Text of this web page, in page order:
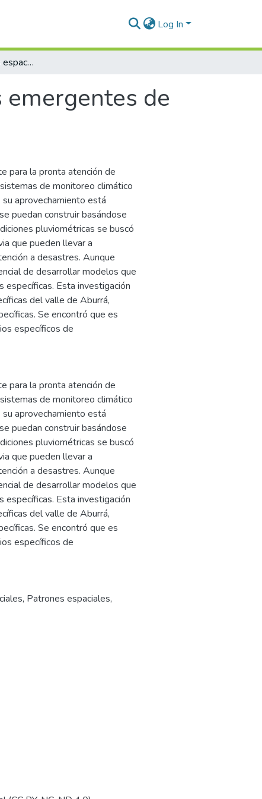
Log In
Análisis de patrones espaciales emergentes de lluvia en la ciudad de Medellín
de
para la pronta atención de
de monitoreo climático
aprovechamiento está
puedan construir basándose
pluviométricas se buscó
que pueden llevar a
a desastres. Aunque
de desarrollar modelos que
específicas. Esta investigación
del valle de Aburrá,
Se encontró que es
específicos de
para la pronta atención de
de monitoreo climático
aprovechamiento está
puedan construir basándose
pluviométricas se buscó
que pueden llevar a
a desastres. Aunque
de desarrollar modelos que
específicas. Esta investigación
del valle de Aburrá,
Se encontró que es
específicos de
, Patrones espaciales,